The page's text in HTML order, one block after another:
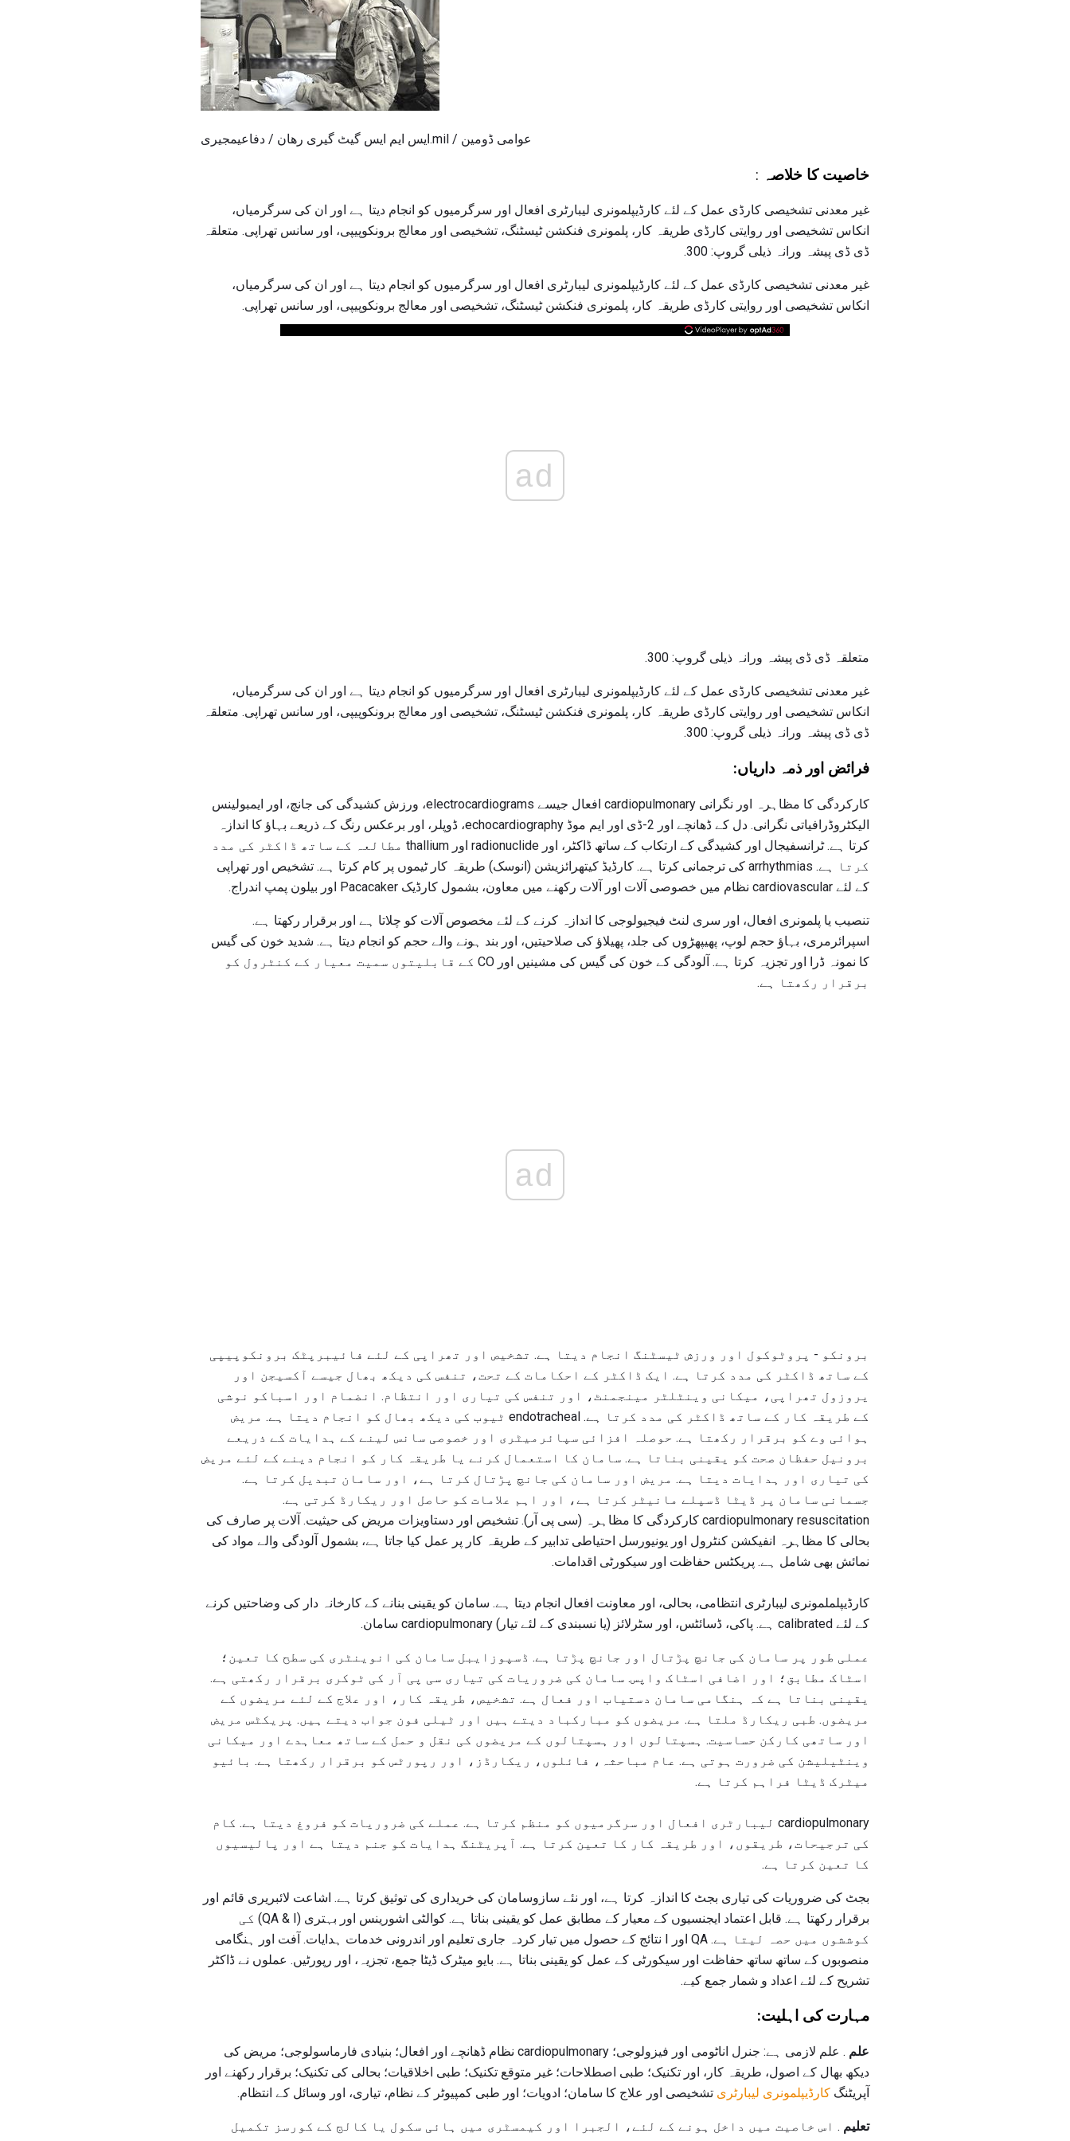
ایس ایم ایس گیٹ گیری رھان / دفاعیمجیری.mil / عوامی ڈومین
خاصیت کا خلاصہ :
غیر معدنی تشخیصی کارڈی عمل کے لئے کارڈیپلمونری لیبارٹری افعال اور سرگرمیوں کو انجام دیتا ہے اور ان کی سرگرمیاں،
انکاس تشخیصی اور روایتی کارڈی طریقہ کار، پلمونری فنکشن ٹیسٹنگ، تشخیصی اور معالج برونکوپیپی، اور سانس تھراپی. متعلقہ
ڈی ڈی پیشہ ورانہ ذیلی گروپ: 300.
غیر معدنی تشخیصی کارڈی عمل کے لئے کارڈیپلمونری لیبارٹری افعال اور سرگرمیوں کو انجام دیتا ہے اور ان کی سرگرمیاں،
انکاس تشخیصی اور روایتی کارڈی طریقہ کار، پلمونری فنکشن ٹیسٹنگ، تشخیصی اور معالج برونکوپیپی، اور سانس تھراپی.
ad
متعلقہ ڈی ڈی پیشہ ورانہ ذیلی گروپ: 300.
غیر معدنی تشخیصی کارڈی عمل کے لئے کارڈیپلمونری لیبارٹری افعال اور سرگرمیوں کو انجام دیتا ہے اور ان کی سرگرمیاں،
انکاس تشخیصی اور روایتی کارڈی طریقہ کار، پلمونری فنکشن ٹیسٹنگ، تشخیصی اور معالج برونکوپیپی، اور سانس تھراپی. متعلقہ
ڈی ڈی پیشہ ورانہ ذیلی گروپ: 300.
فرائض اور ذمہ داریاں:
کارکردگی کا مظاہرہ اور نگرانی cardiopulmonary افعال جیسے electrocardiograms، ورزش کشیدگی کی جانچ، اور ایمبولینس
الیکٹروڈرافیاتی نگرانی. دل کے ڈھانچے اور 2-ڈی اور ایم موڈ echocardiography، ڈوپلر، اور برعکس رنگ کے ذریعے بہاؤ کا اندازہ
کرتا ہے. ٹرانسفیجال اور کشیدگی کے ارتکاب کے ساتھ ڈاکٹر، اور radionuclide اور thallium مطالعہ کے ساتھ ڈاکٹر کی مدد
کرتا ہے. arrhythmias کی ترجمانی کرتا ہے. کارڈیڈ کیتھرائزیشن (انوسک) طریقہ کار ٹیموں پر کام کرتا ہے. تشخیص اور تھراپی
کے لئے cardiovascular نظام میں خصوصی آلات اور آلات رکھنے میں معاون، بشمول کارڈیک Pacacaker اور بیلون پمپ اندراج.
تنصیب یا پلمونری افعال، اور سری لنٹ فیجیولوجی کا اندازہ کرنے کے لئے مخصوص آلات کو چلاتا ہے اور برقرار رکھتا ہے.
اسپرائرمری، بہاؤ حجم لوپ، پھیپھڑوں کی جلد، پھیلاؤ کی صلاحیتیں، اور بند ہونے والے حجم کو انجام دیتا ہے. شدید خون کی گیس
کا نمونہ ڈرا اور تجزیہ کرتا ہے. آلودگی کے خون کی گیس کی مشینیں اور CO کے قابلیتوں سمیت معیار کے کنٹرول کو
برقرار رکھتا ہے.
ad
برونکو - پروٹوکول اور ورزش ٹیسٹنگ انجام دیتا ہے. تشخیص اور تھراپی کے لئے فائیبرپٹک برونکوپیپی
کے ساتھ ڈاکٹر کی مدد کرتا ہے. ایک ڈاکٹر کے احکامات کے تحت، تنفس کی دیکھ بھال جیسے آکسیجن اور
یروزول تھراپی، میکانی وینٹلٹر مینجمنٹ، اور تنفس کی تیاری اور انتظام. انضمام اور اسباکو نوشی
کے طریقہ کار کے ساتھ ڈاکٹر کی مدد کرتا ہے. endotracheal ٹیوب کی دیکھ بھال کو انجام دیتا ہے. مریض
ہوائی وے کو برقرار رکھتا ہے. حوصلہ افزائی سپائرمیٹری اور خصوصی سانس لینے کے ہدایات کے ذریعے
برونیل حفظان صحت کو یقینی بناتا ہے. سامان کا استعمال کرنے یا طریقہ کار کو انجام دینے کے لئے مریض
کی تیاری اور ہدایات دیتا ہے. مریض اور سامان کی جانچ پڑتال کرتا ہے، اور سامان تبدیل کرتا ہے.
جسمانی سامان پر ڈیٹا ڈسپلے مانیٹر کرتا ہے، اور اہم علامات کو حاصل اور ریکارڈ کرتی ہے.
cardiopulmonary resuscitation کارکردگی کا مظاہرہ (سی پی آر). تشخیص اور دستاویزات مریض کی حیثیت. آلات پر صارف کی
بحالی کا مظاہرہ انفیکشن کنٹرول اور یونیورسل احتیاطی تدابیر کے طریقہ کار پر عمل کیا جاتا ہے، بشمول آلودگی والے مواد کی
نمائش بھی شامل ہے. پریکٹس حفاظت اور سیکورٹی اقدامات.
کارڈیپلملمونری لیبارٹری انتظامی، بحالی، اور معاونت افعال انجام دیتا ہے. سامان کو یقینی بنانے کے کارخانہ دار کی وضاحتیں کرنے
کے لئے calibrated ہے. پاکی، ڈسائٹس، اور سٹرلائز (یا نسبندی کے لئے تیار) cardiopulmonary سامان.
عملی طور پر سامان کی جانچ پڑتال اور جانچ پڑتا ہے. ڈسپوزایبل سامان کی انوینٹری کی سطح کا تعین؛
اسٹاک مطابق؛ اور اضافی اسٹاک واپس. سامان کی ضروریات کی تیاری سی پی آر کی ٹوکری برقرار رکھتی ہے.
یقینی بناتا ہے کہ ہنگامی سامان دستیاب اور فعال ہے. تشخیص، طریقہ کار، اور علاج کے لئے مریضوں کے
مریضوں. طبی ریکارڈ ملتا ہے. مریضوں کو مبارکباد دیتے ہیں اور ٹیلی فون جواب دیتے ہیں. پریکٹس مریض
اور ساتھی کارکن حساسیت. ہسپتالوں اور ہسپتالوں کے مریضوں کی نقل و حمل کے ساتھ معاہدے اور میکانی
وینٹیلیشن کی ضرورت ہوتی ہے. عام مباحثہ، فائلوں، ریکارڈز، اور رپورٹس کو برقرار رکھتا ہے. بائیو
میٹرک ڈیٹا فراہم کرتا ہے.
cardiopulmonary لیبارٹری افعال اور سرگرمیوں کو منظم کرتا ہے. عملے کی ضروریات کو فروغ دیتا ہے. کام
کی ترجیحات، طریقوں، اور طریقہ کار کا تعین کرتا ہے. آپریٹنگ ہدایات کو جنم دیتا ہے اور پالیسیوں
کا تعین کرتا ہے.
بجٹ کی ضروریات کی تیاری بجٹ کا اندازہ کرتا ہے، اور نئے سازوسامان کی خریداری کی توثیق کرتا ہے. اشاعت لائبریری قائم اور
برقرار رکھتا ہے. قابل اعتماد ایجنسیوں کے معیار کے مطابق عمل کو یقینی بناتا ہے. کوالٹی اشورینس اور بہتری (QA & I) کی
کوششوں میں حصہ لیتا ہے. QA اور I نتائج کے حصول میں تیار کردہ جاری تعلیم اور اندرونی خدمات ہدایات. آفت اور ہنگامی
منصوبوں کے ساتھ ساتھ حفاظت اور سیکورٹی کے عمل کو یقینی بناتا ہے. بایو میٹرک ڈیٹا جمع، تجزیہ، اور رپورٹیں. عملوں نے ڈاکٹر
تشریح کے لئے اعداد و شمار جمع کیے.
مہارت کی اہلیت:
علم
. علم لازمی ہے: جنرل اناٹومی اور فیزولوجی؛ cardiopulmonary نظام ڈھانچے اور افعال؛ بنیادی فارماسولوجی؛ مریض کی
دیکھ بھال کے اصول، طریقہ کار، اور تکنیک؛ طبی اصطلاحات؛ غیر متوقع تکنیک؛ طبی اخلاقیات؛ بحالی کی تکنیک؛ برقرار رکھنے اور
آپریٹنگ کارڈیپلمونری لیبارٹری تشخیصی اور علاج کا سامان؛ ادویات؛ اور طبی کمپیوٹر کے نظام، تیاری، اور وسائل کے انتظام.
تعلیم . اس خاصیت میں داخل ہونے کے لئے، الجبرا اور کیمسٹری میں ہائی سکول یا کالج کے کورسز تکمیل